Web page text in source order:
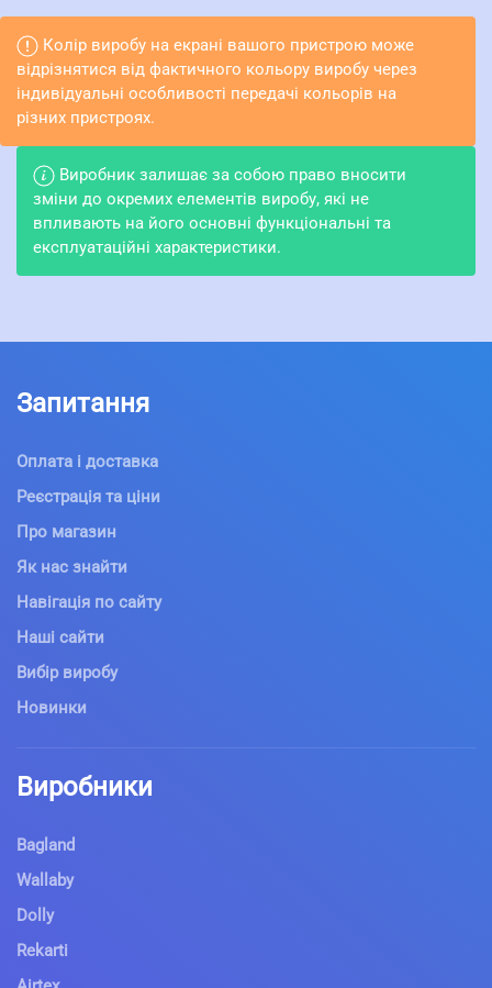
Колір виробу на екрані вашого пристрою може
відрізнятися від фактичного кольору виробу через
індивідуальні особливості передачі кольорів на
різних пристроях.
Виробник залишає за собою право вносити
зміни до окремих елементів виробу, які не
впливають на його основні функціональні та
експлуатаційні характеристики.
Запитання
Оплата і доставка
Реєстрація та ціни
Про магазин
Як нас знайти
Навігація по сайту
Наші сайти
Вибір виробу
Новинки
Виробники
Bagland
Wallaby
Dolly
Rekarti